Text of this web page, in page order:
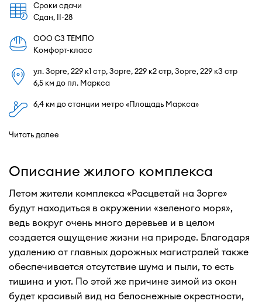
Сроки сдачи
Сдан, II-28
ООО СЗ ТЕМПО
Комфорт-класс
​ул. Зорге, 229 к1 стр, ​Зорге, 229 к2 стр, ​Зорге, 229 к3 стр
6,5 км до пл. Маркса
6,4 км до станции метро «Площадь Маркса»
Читать далее
Описание жилого комплекса
Летом жители комплекса «Расцветай на Зорге»
будут находиться в окружении «зеленого моря»,
ведь вокруг очень много деревьев и в целом
создается ощущение жизни на природе. Благодаря
удалению от главных дорожных магистралей также
обеспечивается отсутствие шума и пыли, то есть
тишина и уют. По этой же причине зимой из окон
будет красивый вид на белоснежные окрестности,